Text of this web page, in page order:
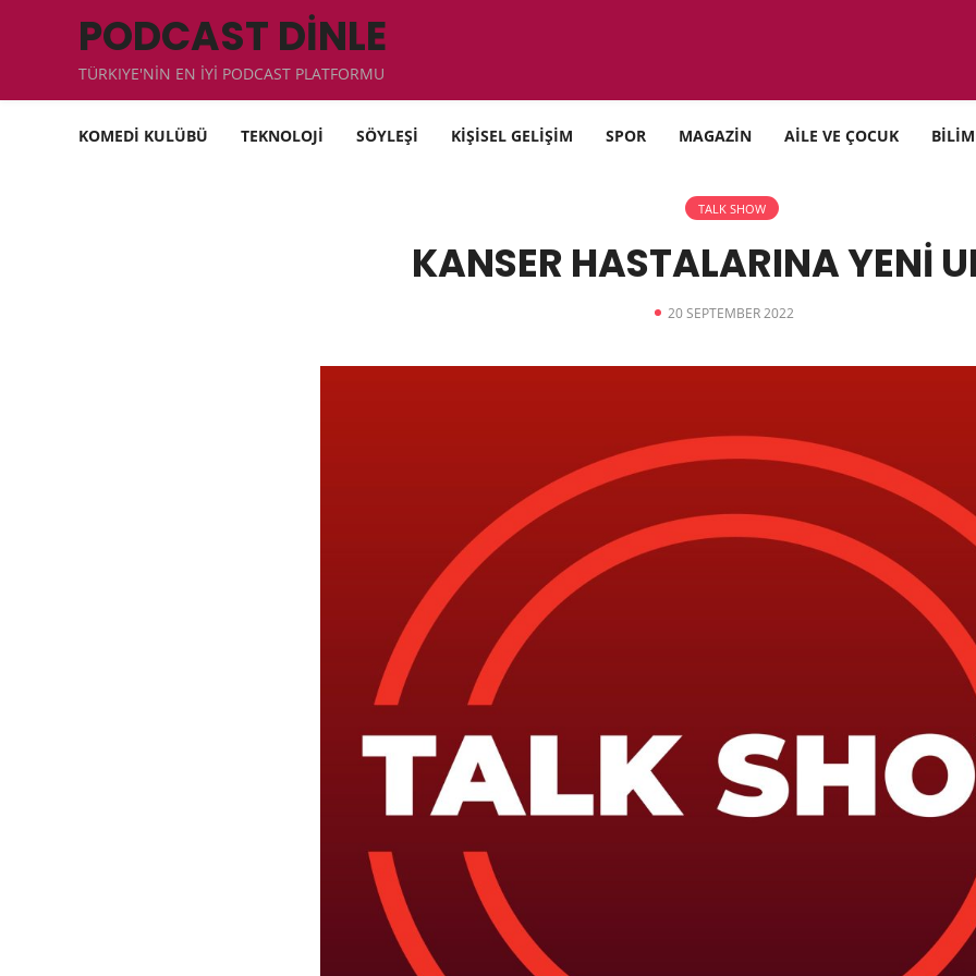
PODCAST DİNLE
TÜRKIYE'NİN EN İYİ PODCAST PLATFORMU
KOMEDİ KULÜBÜ TEKNOLOJİ SÖYLEŞİ KİŞİSEL GELİŞİM SPOR MAGAZİN AİLE VE ÇOCUK BİLİM
TALK SHOW
KANSER HASTALARINA YENİ
20 SEPTEMBER 2022